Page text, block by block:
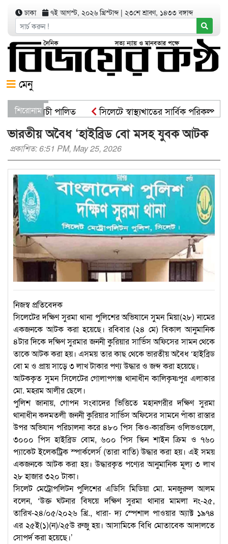
ঢাকা ৭ই আগস্ট, ২০২৬ খ্রিস্টাব্দ| ২৩শে শ্রাবণ, ১৪৩৩ বঙ্গাব্দ
মেনু
শিরোনাম
কর্মসূচী পালিত
সিলেটে স্বাস্থ্যখাতের সার্বিক
সিসিকের পাঁচ ওয়ার্ডে এক হাজার গাছের চারা
ভারতীয় অবৈধ ‘হাইব্রিড বো মসহ যুবক আটক
প্রকাশিত: 6:51 PM, May 25, 2026
নিজস্ব প্রতিবেদক
সিলেটের দক্ষিণ সুরমা থানা পুলিশের অভিযানে সুমন মিয়া(২৮) নামের
একজনকে আটক করা হয়েছে। রবিবার (২৪ মে) বিকাল আনুমানিক
৪টার দিকে দক্ষিণ সুরমার জননী কুরিয়ার সার্ভিস অফিসের সামন থেকে
তাকে আটক করা হয়। এসময় তার কাছ থেকে ভারতীয় অবৈধ ‘হাইব্রিড
বো ম ও প্রায় সাড়ে ৩ লাখ টাকার পণ্য উদ্ধার ও জব্দ করা হয়েছে।
আটককৃত সুমন সিলেটের গোলাপগঞ্জ থানাধীন কালিকৃষ্ণপুর এলাকার
মো. মহরম আলীর ছেলে।
পুলিশ জানায়, গোপন সংবাদের ভিত্তিতে মহানগরীর দক্ষিণ সুরমা
থানাধীন কদমতলী জননী কুরিয়ার সার্ভিস অফিসের সামনে পাঁকা রাস্তার
উপর অভিযান পরিচালনা করে ৪৮০ পিস কিও-কারভিন ওলিভওয়েল,
৩০০০ পিস হাইব্রিড বোম, ৬০০ পিস স্কিন শাইন ক্রিম ও ৭৬০
প্যাকেট ইলেকট্রিক স্পার্কলের্স (তারা বাতি) উদ্ধার করা হয়। এই সময়
একজনকে আটক করা হয়। উদ্ধারকৃত পণ্যের আনুমানিক মূল্য ৩ লাখ
২৮ হাজার ৩২০ টাকা।
সিলেট মেট্রোপলিটন পুলিশের এডিসি মিডিয়া মো. মনজুরুল আলম
বলেন, ‘উক্ত ঘটনার বিষয়ে দক্ষিণ সুরমা থানার মামলা নং-২৫,
তারিখ-২৪/০৫/২০২৬ খ্রি., ধারা- দ্য স্পেশাল পাওয়ার অ্যাক্ট ১৯৭৪
এর ২৫ই(১)(ন)/২৫উ রুজু হয়। আসামিকে বিধি মোতাবেক আদালতে
সোপর্দ করা হয়েছে।’